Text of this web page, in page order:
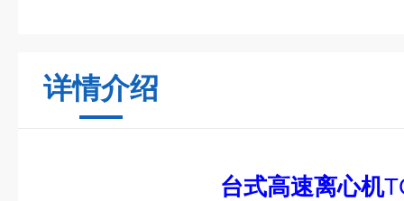
详情介绍
台式高速离心机